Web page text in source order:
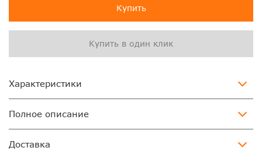
Купить
Купить в один клик
Характеристики
Полное описание
Доставка